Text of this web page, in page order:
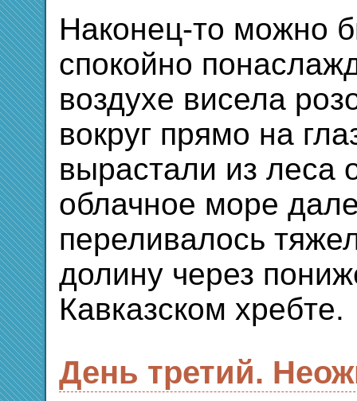
Наконец-то можно
спокойно
воздухе висела
вокруг прямо на
вырастали из леса
облачное море
переливалось
долину через
Кавказском хребте.
День третий.